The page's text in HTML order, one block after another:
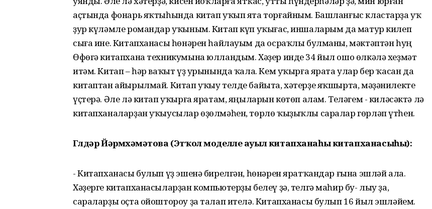
аҫтында фонарь яҡтыһында китап уҡып ята торғайным. Башланғыс кластарҙа уҡ
ҙур күләмле романдар уҡыным. Китап күп уҡығас, иншаларым да матур килеп
сыға ине. Китапханасы һөнәрен һайлауым да осраҡлы булманы, мәктәптән һуң
Өфөгә китапхана техникумына юлландым. Хәҙер инде 34 йыл ошо өлкәлә хеҙмәт
итәм. Китап – һәр ваҡыт үҙ урынында ҡала. Кем уҡырға ярата улар бер ҡасан да
китаптан айырылмай. Китап уҡыу телде байыта, хәтерҙе яҡшырта, мәҙәнилекте
үҫтерә. Әле лә китап уҡырға яратам, яңыларын көтөп алам. Теләгем - киләсәктә лә
китапханаларҙан уҡыусылар өҙөлмәһен, төрлө ҡыҙыҡлы саралар гөрләп үтһен.
Гөлдәр Йәрмөхәмәтова (Этҡол моделле ауыл китапханаһы китапханасыһы):
- Китапханасы булып үҙ эшенә бирелгән, һөнәрен яратҡандар ғына эшләй ала.
Хәҙерге китапханасыларҙан компьютерҙы белеү ҙә, телгә маһир бу- лыу ҙа,
сараларҙы оҫта ойоштороу ҙа талап ителә. Китапханасы булып 16 йыл эшләйем.